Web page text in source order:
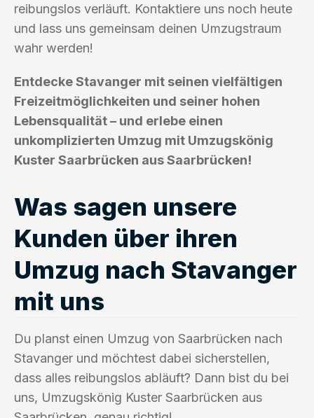
reibungslos verläuft. Kontaktiere uns noch heute
und lass uns gemeinsam deinen Umzugstraum
wahr werden!
Entdecke Stavanger mit seinen vielfältigen
Freizeitmöglichkeiten und seiner hohen
Lebensqualität – und erlebe einen
unkomplizierten Umzug mit Umzugskönig
Kuster Saarbrücken aus Saarbrücken!
Was sagen unsere
Kunden über ihren
Umzug nach Stavanger
mit uns
Du planst einen Umzug von Saarbrücken nach
Stavanger und möchtest dabei sicherstellen,
dass alles reibungslos abläuft? Dann bist du bei
uns, Umzugskönig Kuster Saarbrücken aus